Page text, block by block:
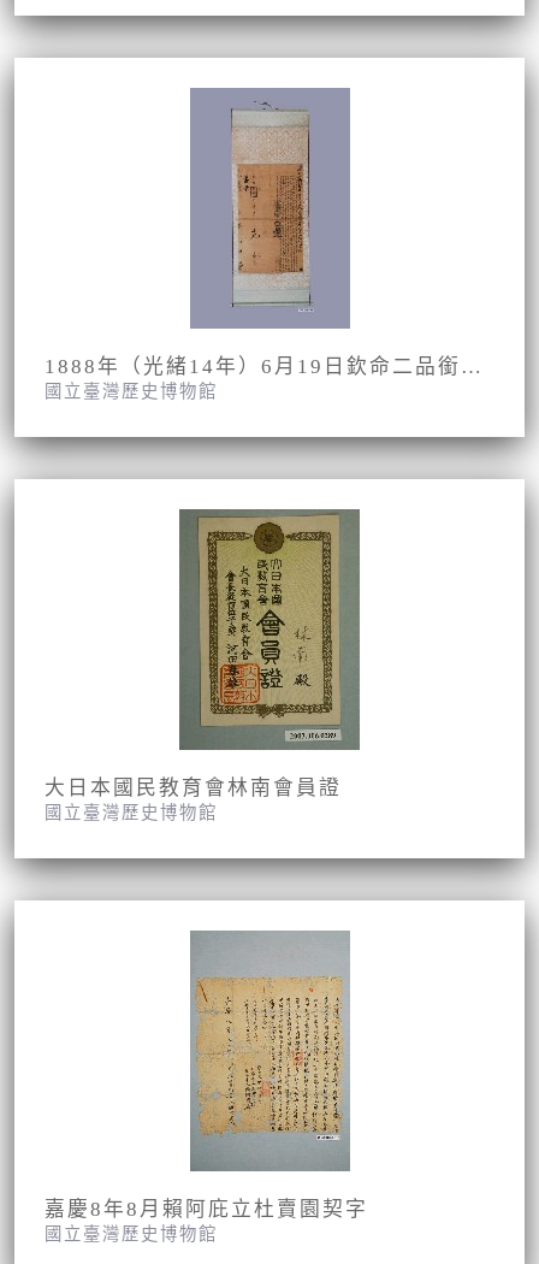
1888年（光緒14年）6月19日欽命二品銜福建分巡台澎兵備道兼按察使霍伽春把圖魯唐告示
國立臺灣歷史博物館
大日本國民教育會林南會員證
國立臺灣歷史博物館
嘉慶8年8月賴阿庇立杜賣園契字
國立臺灣歷史博物館